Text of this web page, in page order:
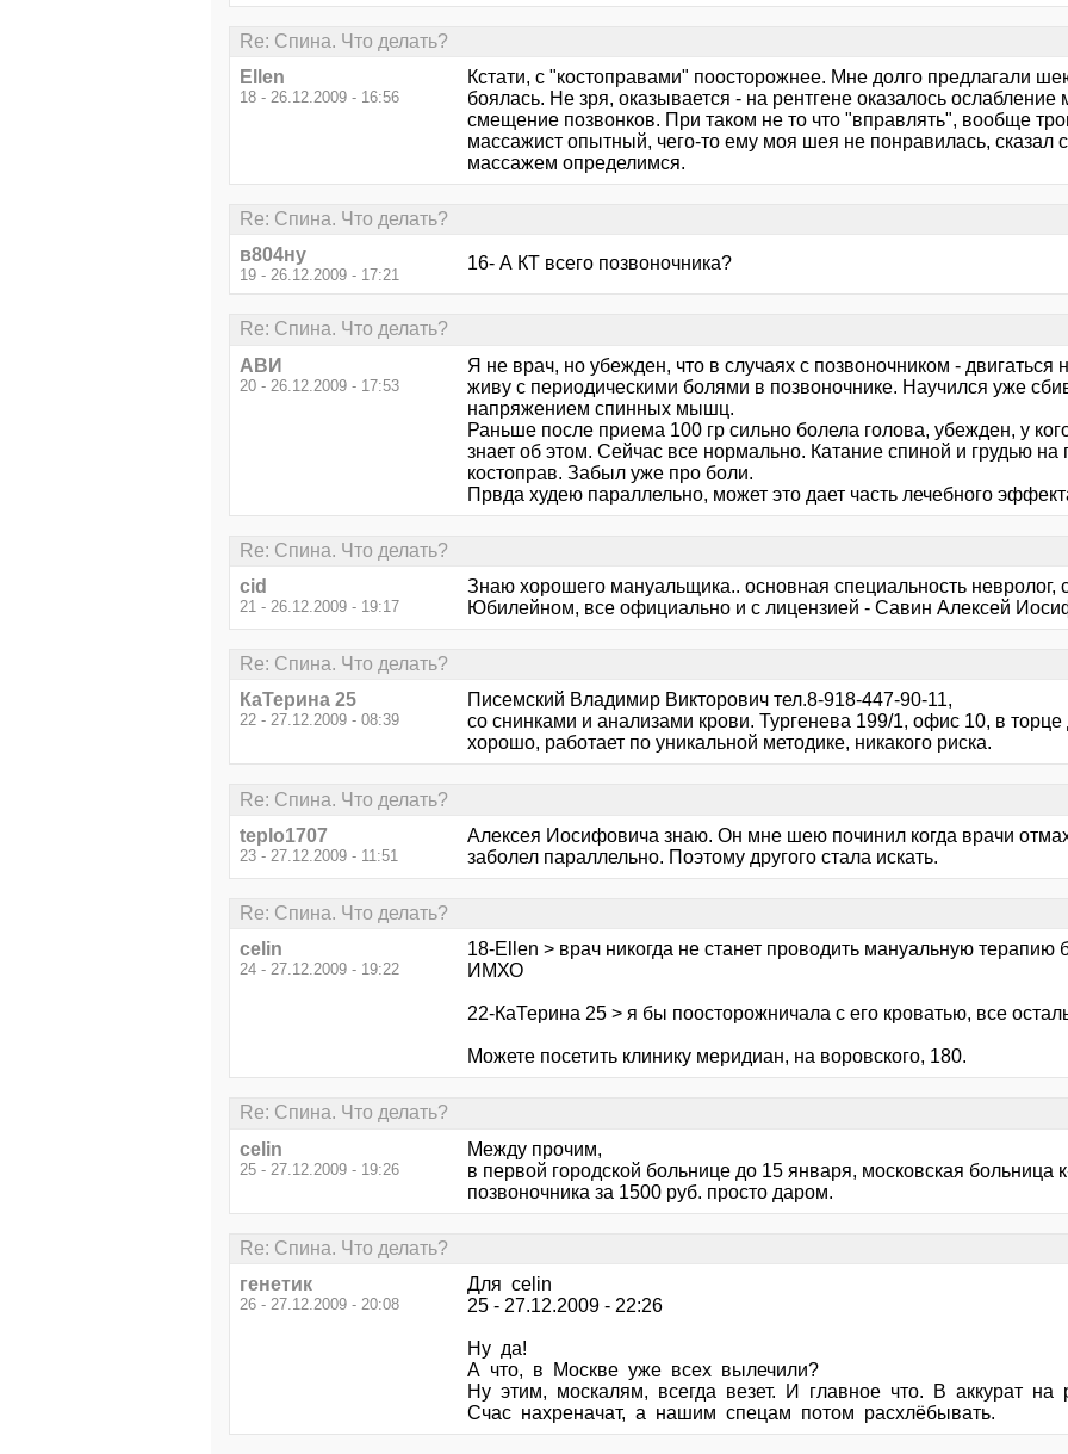
Re: Спина. Что делать?
Ellen
18 - 26.12.2009 - 16:56
Кстати, с "костоправами" поосторожнее. Мне долго предлагали
боялась. Не зря, оказывается - на рентгене оказалось
смещение позвонков. При таком не то что "вправлять", вообще
массажист опытный, чего-то ему моя шея не понравилась, сказал
массажем определимся.
Re: Спина. Что делать?
в804ну
19 - 26.12.2009 - 17:21
16- А КТ всего позвоночника?
Re: Спина. Что делать?
АВИ
20 - 26.12.2009 - 17:53
Я не врач, но убежден, что в случаях с позвоночником -
живу с периодическими болями в позвоночнике. Научился уже
напряжением спинных мышц.
Раньше после приема 100 гр сильно болела голова, убежден, у
знает об этом. Сейчас все нормально. Катание спиной и грудью
костоправ. Забыл уже про боли.
Првда худею параллельно, может это дает часть лечебного
Re: Спина. Что делать?
cid
21 - 26.12.2009 - 19:17
Знаю хорошего мануальщика.. основная специальность невролог,
Юбилейном, все официально и с лицензией - Савин Алексей
Re: Спина. Что делать?
КаТерина 25
22 - 27.12.2009 - 08:39
Писемский Владимир Викторович тел.8-918-447-90-11,
со снинками и анализами крови. Тургенева 199/1, офис 10, в
хорошо, работает по уникальной методике, никакого риска.
Re: Спина. Что делать?
teplo1707
23 - 27.12.2009 - 11:51
Алексея Иосифовича знаю. Он мне шею починил когда врачи
заболел параллельно. Поэтому другого стала искать.
Re: Спина. Что делать?
celin
24 - 27.12.2009 - 19:22
18-Ellen > врач никогда не станет проводить мануальную терапию
ИМХО
22-КаТерина 25 > я бы поосторожничала с его кроватью, все
Можете посетить клинику меридиан, на воровского, 180.
Re: Спина. Что делать?
celin
25 - 27.12.2009 - 19:26
Между прочим,
в первой городской больнице до 15 января, московская больница
позвоночника за 1500 руб. просто даром.
Re: Спина. Что делать?
генетик
26 - 27.12.2009 - 20:08
Для celin
25 - 27.12.2009 - 22:26
Ну да!
А что, в Москве уже всех вылечили?
Ну этим, москалям, всегда везет. И главное что. В аккурат на
Счас нахреначат, а нашим спецам потом расхлёбывать.